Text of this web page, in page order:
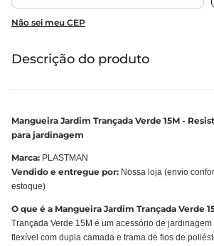
Não sei meu CEP
Descrição do produto
Mangueira Jardim Trançada Verde 15M -
para jardinagem
Marca: PLASTMAN
Vendido e entregue por: Nossa loja (envio
estoque)
O que é a Mangueira Jardim Trançada Verde
Trançada Verde 15M é um acessório de
flexível com dupla camada e trama de fios de